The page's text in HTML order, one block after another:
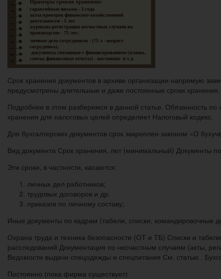
Срок хранения документов в архиве организации напрямую
предусмотрены длительные и даже постоянные сроки хранения.
Подробнее в этом разберемся в данной статье. Обязанность
хранения для налоговых целей определяет Налоговый кодекс.
Для бухгалтерских документов срок закреплен законом «О
Вид документа Срок хранения, лет (минимальный) Документы
Эти сроки, в частности, касаются:
личных дел работников;
трудовых договоров и др.
приказов по личному составу;
Иные документы по кадрам (табели, списки, командировочные
Охрана труда и техника безопасности (ОТ и ТБ) Списки и
расследований Документация по несчастным случаям (акты,
Ведомости выдачи спецодежды и спецпитания См. статью .
Постоянно (пока фирма существует)